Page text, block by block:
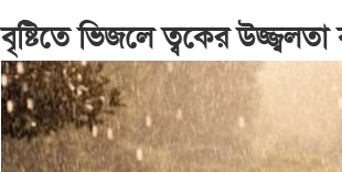
বৃষ্টিতে ভিজলে ত্বকের